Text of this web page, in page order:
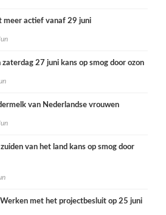
meer actief vanaf 29 juni
27 juni kans op smog door ozon
van Nederlandse vrouwen
zuiden van het land kans op smog door
met het projectbesluit op 25 juni